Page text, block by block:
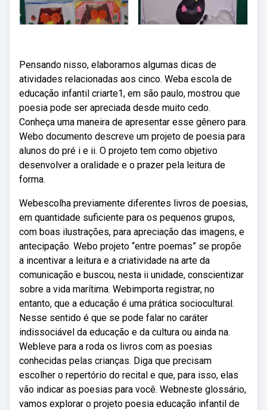
Pensando nisso, elaboramos algumas dicas de
atividades relacionadas aos cinco. Weba escola de
educação infantil criarte1, em são paulo, mostrou que
poesia pode ser apreciada desde muito cedo.
Conheça uma maneira de apresentar esse gênero para.
Webo documento descreve um projeto de poesia para
alunos do pré i e ii. O projeto tem como objetivo
desenvolver a oralidade e o prazer pela leitura de
forma.
Webescolha previamente diferentes livros de poesias,
em quantidade suficiente para os pequenos grupos,
com boas ilustrações, para apreciação das imagens, e
antecipação. Webo projeto “entre poemas” se propõe
a incentivar a leitura e a criatividade na arte da
comunicação e buscou, nesta ii unidade, conscientizar
sobre a vida marítima. Webimporta registrar, no
entanto, que a educação é uma prática sociocultural.
Nesse sentido é que se pode falar no caráter
indissociável da educação e da cultura ou ainda na.
Webleve para a roda os livros com as poesias
conhecidas pelas crianças. Diga que precisam
escolher o repertório do recital e que, para isso, elas
vão indicar as poesias para você. Webneste glossário,
vamos explorar o projeto poesia educação infantil de